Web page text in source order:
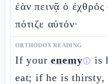
ἐὰν πεινᾷ ὁ
πότιζε αὐτόν·
ORTHODOX READING
If yourenemyⓘ is
eat; if he is